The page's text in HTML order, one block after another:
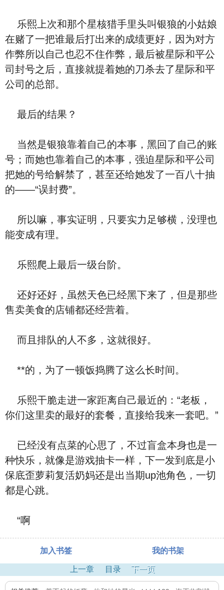
乐熙上次和那个星核猎手里头叫银狼的小姑娘
在赌了一把谁最后打出来的成绩更好，因为对方
作弊所以自己也忍不住作弊，最后被星际和平公
司封号之后，直接就提着她的刀杀去了星际和平
公司的总部。
最后的结果？
当然是银狼靠着自己的本事，黑回了自己的账
号；而她也靠着自己的本事，强迫星际和平公司
把她的号给解禁了，甚至还给她发了一百八十抽
的——“误封费”。
所以嘛，事实证明，只要实力足够横，没理也
能变成有理。
乐熙爬上最后一级台阶。
还好还好，虽然天色已经黑下来了，但是那些
售卖美食的店铺都还经营着。
而且排队的人不多，这就很好。
**的，为了一顿饭捣腾了这么长时间。
乐熙干脆走进一家距离自己最近的：“老板，
你们这里卖的最好的套餐，直接给我来一套吧。”
已经没有点菜的心思了，不过盲盒本身也是一
种快乐，就像是游戏抽卡一样，下一发到底是小
保底歪萝莉复活奶妈还是出当期up池角色，一切
都是心跳。
“啊
加入书签 我的书架
上一章 目录 下一页